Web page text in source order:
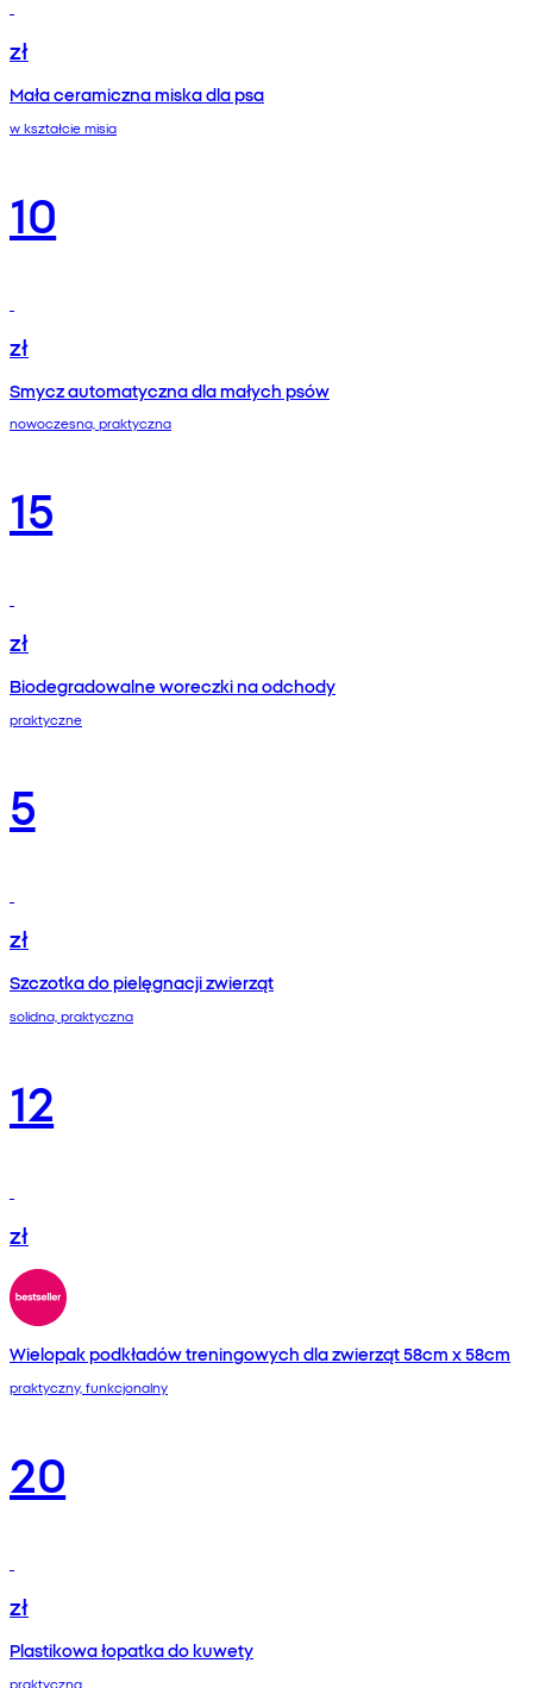
zł
Mała ceramiczna miska dla psa
w kształcie misia
10
zł
Smycz automatyczna dla małych psów
nowoczesna, praktyczna
15
zł
Biodegradowalne woreczki na odchody
praktyczne
5
zł
Szczotka do pielęgnacji zwierząt
solidna, praktyczna
12
zł
Wielopak podkładów treningowych dla zwierząt 58cm x 58cm
praktyczny, funkcjonalny
20
zł
Plastikowa łopatka do kuwety
praktyczna